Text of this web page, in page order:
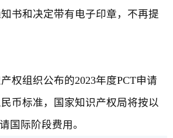
书和决定带有电子印章，不再提
组织公布的2023年度PCT申请
币标准，国家知识产权局将按以
国际阶段费用。